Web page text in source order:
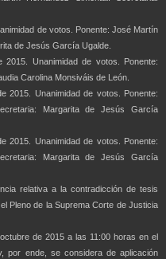
de votos. Ponente: José Martín
de Jesús García Ugalde.
Unanimidad de votos. Ponente:
Carolina Monsiváis de León.
2015. Unanimidad de votos. Ponente:
Margarita de Jesús García
2015. Unanimidad de votos. Ponente:
Margarita de Jesús García
relativa a la contradicción de tesis
Pleno de la Suprema Corte de Justicia
de 2015 a las 11:00 horas en el
por ende, se considera de aplicación